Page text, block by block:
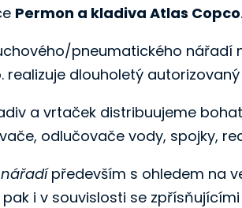
Permon a kladiva Atlas Copco.
pneumatického nářadí
realizuje dlouholetý
a vrtaček distribuujeme
odlučovače vody, spojky,
především s ohledem na
i v souvislosti se